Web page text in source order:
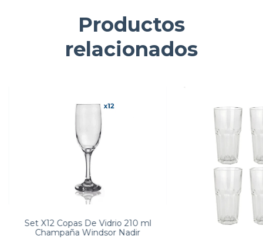
Productos
relacionados
Set X12 Copas De Vidrio 210 ml
Champaña Windsor Nadir